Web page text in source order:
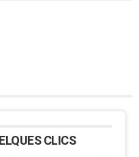
CLICS